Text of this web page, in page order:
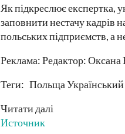
Як підкреслює експертка,
заповнити нестачу кадрів
польських підприємств, а
Реклама: Редактор: Оксана
Теги: Польща Український
Читати далі
Источник